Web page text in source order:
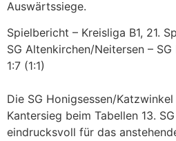
Auswärtssiege.
Spielbericht – Kreisliga B1, 21.
SG Altenkirchen/Neitersen –
1:7 (1:1)
Die SG Honigsessen/
Kantersieg beim Tabellen 13.
eindrucksvoll für das